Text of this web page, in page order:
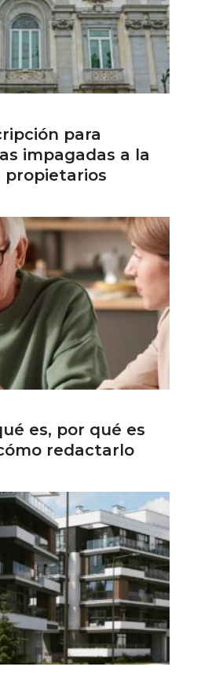
para
impagadas a la
propietarios
es, por qué es
redactarlo